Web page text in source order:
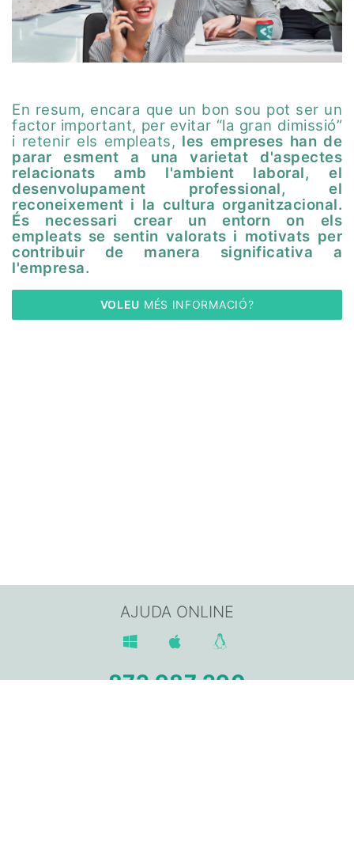
En resum, encara que un bon sou pot ser un
factor important, per evitar “la gran dimissió”
i retenir els empleats, les empreses han de
parar esment a una varietat d'aspectes
relacionats amb l'ambient laboral, el
desenvolupament professional, el
reconeixement i la cultura organitzacional.
És necessari crear un entorn on els
empleats se sentin valorats i motivats per
contribuir de manera significativa a
l'empresa.
VOLEU MÉS INFORMACIÓ?
AJUDA ONLINE
872 987 290